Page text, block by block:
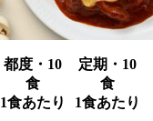
都度・10
食
1食あたり
定期・10
食
1食あたり